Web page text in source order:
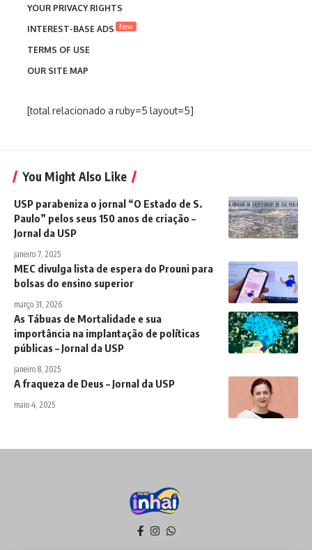
YOUR PRIVACY RIGHTS
INTEREST-BASE ADS
New
TERMS OF USE
OUR SITE MAP
[total relacionado a ruby=5 layout=5]
You Might Also Like
USP parabeniza o jornal “O Estado de S.
Paulo” pelos seus 150 anos de criação –
Jornal da USP
janeiro 7, 2025
MEC divulga lista de espera do Prouni para
bolsas do ensino superior
março 31, 2026
As Tábuas de Mortalidade e sua
importância na implantação de políticas
públicas – Jornal da USP
janeiro 8, 2025
A fraqueza de Deus – Jornal da USP
maio 4, 2025